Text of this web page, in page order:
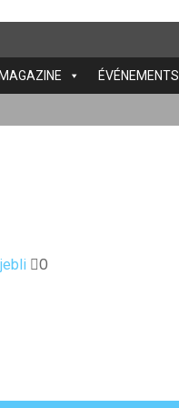
MAGAZINE ÉVÉNEMENTS
0